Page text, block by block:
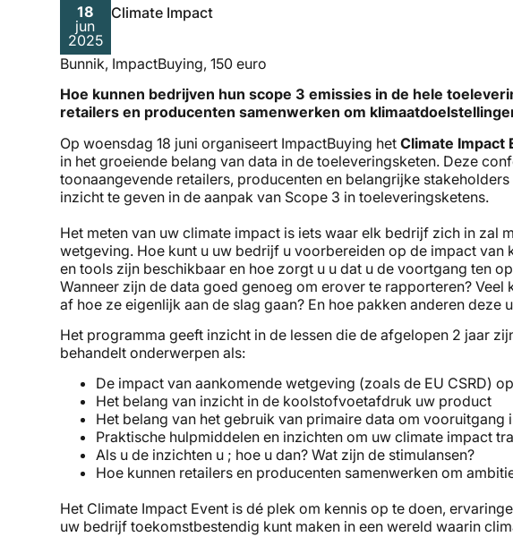
18
jun
2025
Climate Impact
Bunnik, ImpactBuying, 150 euro
Hoe kunnen bedrijven hun scope 3 emissies in de hele
retailers en producenten samenwerken om
Op woensdag 18 juni organiseert ImpactBuying hetClimate Impact
in het groeiende belang van data in de toeleveringsketen. Deze
toonaangevende retailers, producenten en belangrijke
inzicht te geven in de aanpak van Scope 3 in toeleveringsketens.
Het meten van uw climate impact is iets waar elk bedrijf zich in zal
wetgeving. Hoe kunt u uw bedrijf u voorbereiden op de impact
en tools zijn beschikbaar en hoe zorgt u u dat u de voortgang ten
Wanneer zijn de data goed genoeg om erover te rapporteren?
af hoe ze eigenlijk aan de slag gaan? En hoe pakken anderen deze
Het programma geeft inzicht in de lessen die de afgelopen 2 jaar
behandelt onderwerpen als:
De impact van aankomende wetgeving (zoals de EU CSRD)
Het belang van inzicht in de koolstofvoetafdruk uw product
Het belang van het gebruik van primaire data om vooruitgang
Praktische hulpmiddelen en inzichten om uw climate impact
Als u de inzichten u ; hoe u dan? Wat zijn de stimulansen?
Hoe kunnen retailers en producenten samenwerken om
Het Climate Impact Event is dé plek om kennis op te doen,
uw bedrijf toekomstbestendig kunt maken in een wereld waarin